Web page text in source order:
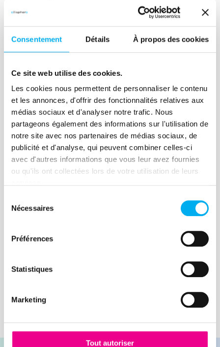
Consentement Détails À propos des cookies
Ce site web utilise des cookies.
Les cookies nous permettent de personnaliser le contenu
et les annonces, d'offrir des fonctionnalités relatives aux
médias sociaux et d'analyser notre trafic. Nous
partageons également des informations sur l'utilisation de
notre site avec nos partenaires de médias sociaux, de
publicité et d'analyse, qui peuvent combiner celles-ci
avec d'autres informations que vous leur avez fournies
ou qu'ils ont collectées lors de votre utilisation de leurs
Nécessaires
Préférences
Statistiques
Marketing
Tout autoriser
Toujours plus de défaillances mais à un
rythme moins soutenu
Lire la suite
Article
La filière aéronautique et
spatiale redécolle
05 juin 2023 Risk management
printemps 2020, la filière aéronautique
française reprend le chemin de la